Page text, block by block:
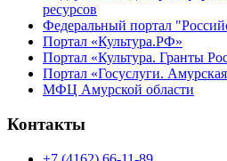
ресурсов
Федеральный портал
Портал «Культура.РФ»
Портал «Культура. Гранты
Портал «Госуслуги. Амурская
МФЦ Амурской области
Контакты